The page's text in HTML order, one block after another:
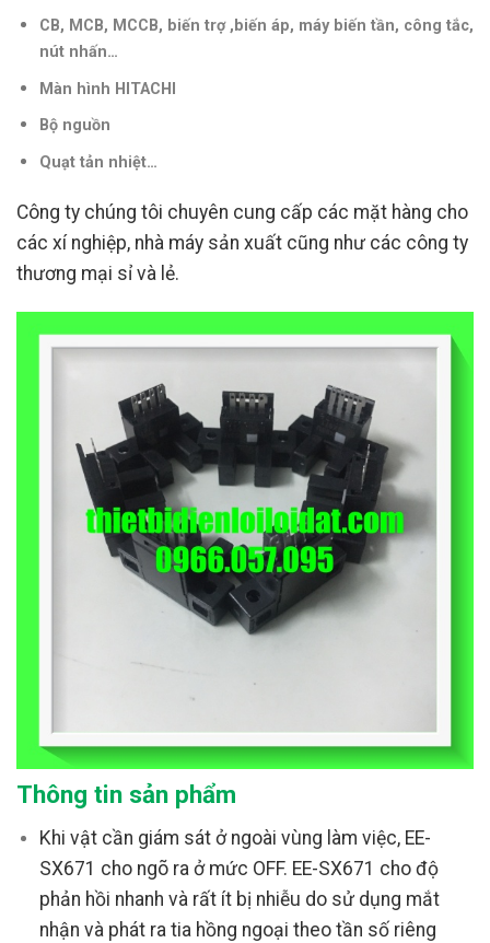
CB, MCB, MCCB, biến trợ ,biến áp, máy biến tần, công tắc,
nút nhấn…
Màn hình HITACHI
Bộ nguồn
Quạt tản nhiệt…
Công ty chúng tôi chuyên cung cấp các mặt hàng cho
các xí nghiệp, nhà máy sản xuất cũng như các công ty
thương mại sỉ và lẻ.
Thông tin sản phẩm
Khi vật cần giám sát ở ngoài vùng làm việc, EE-
SX671 cho ngõ ra ở mức OFF. EE-SX671 cho độ
phản hồi nhanh và rất ít bị nhiễu do sử dụng mắt
nhận và phát ra tia hồng ngoại theo tần số riêng